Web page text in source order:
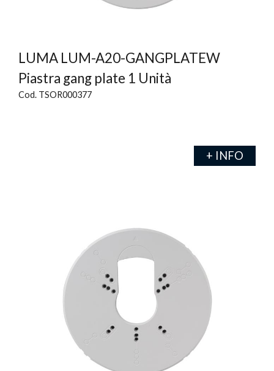
LUMA LUM-A20-GANGPLATEW
Piastra gang plate 1 Unità
Cod. TSOR000377
+ INFO